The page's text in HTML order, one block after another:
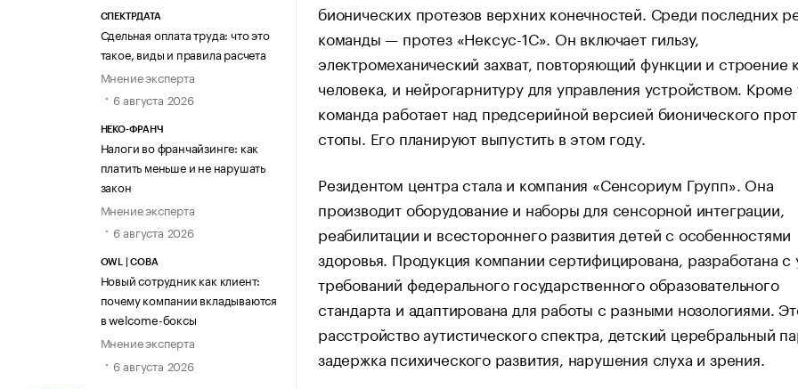
СПЕКТРДАТА
Сдельная оплата труда: что это
такое, виды и правила расчета
Мнение эксперта
6 августа 2026
НЕКО-ФРАНЧ
Налоги во франчайзинге: как
платить меньше и не нарушать
закон
Мнение эксперта
6 августа 2026
OWL | СОВА
Новый сотрудник как клиент:
почему компании вкладываются
в welcome-боксы
Мнение эксперта
6 августа 2026
бионических протезов верхних конечностей. Среди последних
команды — протез «Нексус-1С». Он включает гильзу,
электромеханический захват, повторяющий функции и строение
человека, и нейрогарнитуру для управления устройством. Кроме
команда работает над предсерийной версией бионического
стопы. Его планируют выпустить в этом году.
Резидентом центра стала и компания «Сенсориум Групп». Она
производит оборудование и наборы для сенсорной интеграции,
реабилитации и всестороннего развития детей с особенностями
здоровья. Продукция компании сертифицирована, разработана с
требований федерального государственного образовательного
стандарта и адаптирована для работы с разными нозологиями.
расстройство аутистического спектра, детский церебральный
задержка психического развития, нарушения слуха и зрения.